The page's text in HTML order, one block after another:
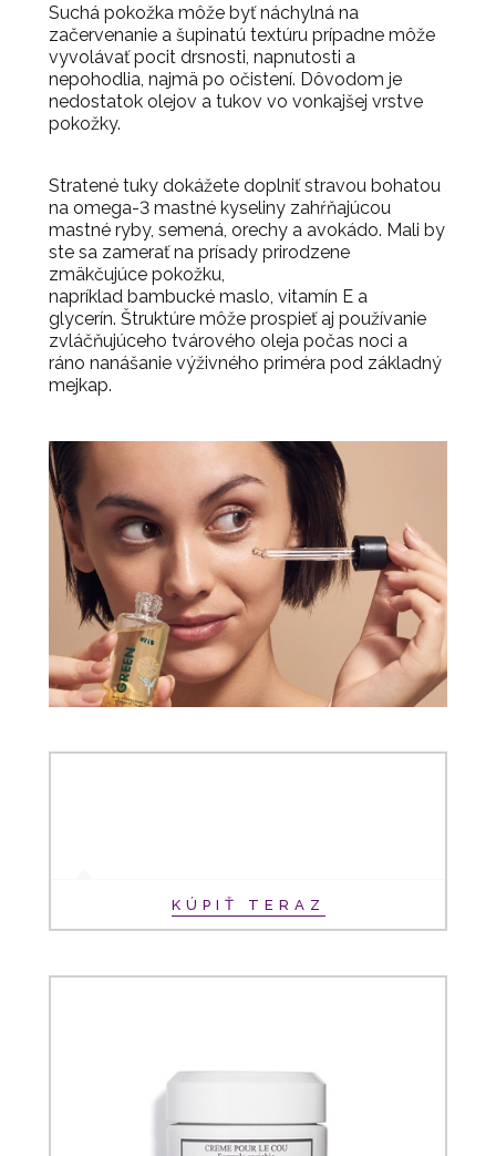
Suchá pokožka môže byť náchylná na
začervenanie a šupinatú textúru prípadne môže
vyvolávať pocit drsnosti, napnutosti a
nepohodlia, najmä po očistení. Dôvodom je
nedostatok olejov a tukov vo vonkajšej vrstve
pokožky.
Stratené tuky dokážete doplniť stravou bohatou
na omega-3 mastné kyseliny zahŕňajúcou
mastné ryby, semená, orechy a avokádo. Mali by
ste sa zamerať na prísady prirodzene
zmäkčujúce pokožku,
napríklad bambucké maslo, vitamín E a
glycerín. Štruktúre môže prospieť aj používanie
zvláčňujúceho tvárového oleja počas noci a
ráno nanášanie výživného priméra pod základný
mejkap.
KÚPIŤ TERAZ